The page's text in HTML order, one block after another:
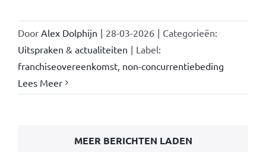
Door Alex Dolphijn | 28-03-2026 | Categorieën:
Uitspraken & actualiteiten | Label:
franchiseovereenkomst, non-concurrentiebeding
Lees Meer
MEER BERICHTEN LADEN